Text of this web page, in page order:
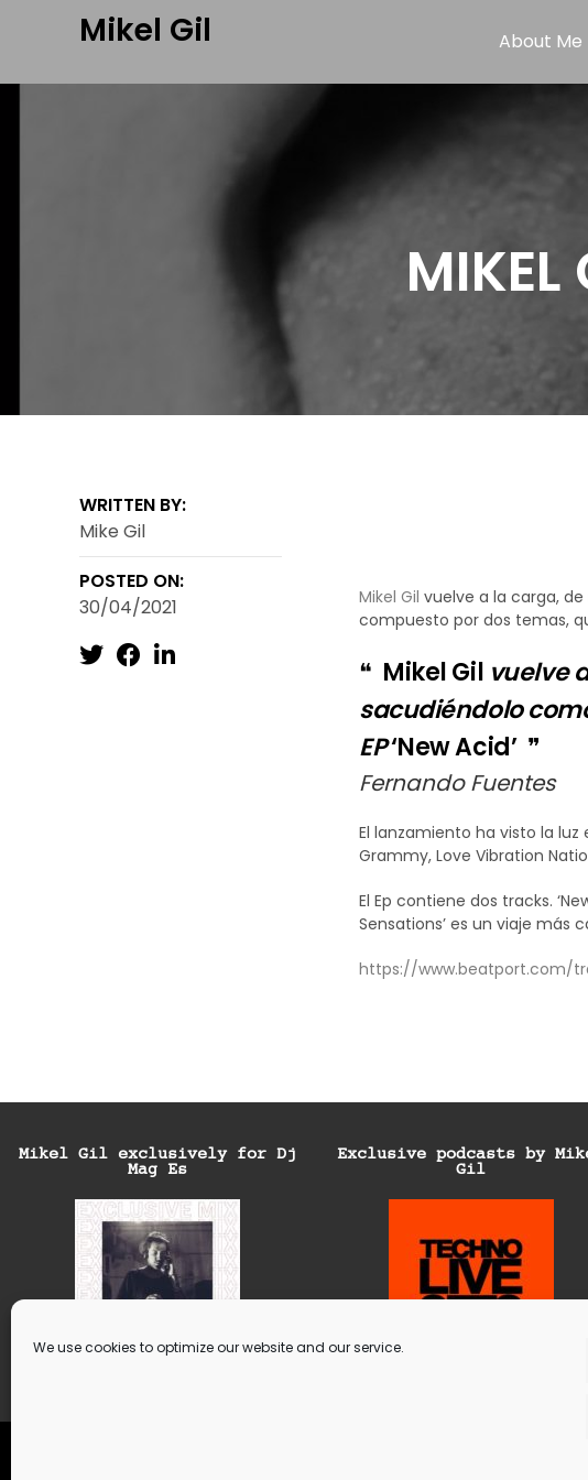
We use cookies to optimize our website and our service.
Mikel Gil About Me
MIKEL
Mikel Gil vuelve a la carga,
compuesto por dos temas,
Mikel Gil vuelve
sacudiéndolo
EP‘New Acid’
Fernando Fuentes
El lanzamiento ha visto la luz
Grammy, Love Vibration
El Ep contiene dos tracks.
Sensations’ es un viaje más
https://www.beatport.com/
WRITTEN BY:
Mike Gil
POSTED ON:
30/04/2021
Mikel Gil exclusively for Dj
Mag Es
Exclusive podcasts by
Gil